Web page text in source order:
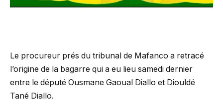
Le procureur prés du tribunal de Mafanco a retracé
l’origine de la bagarre qui a eu lieu samedi dernier
entre le député Ousmane Gaoual Diallo et Diouldé
Tané Diallo.